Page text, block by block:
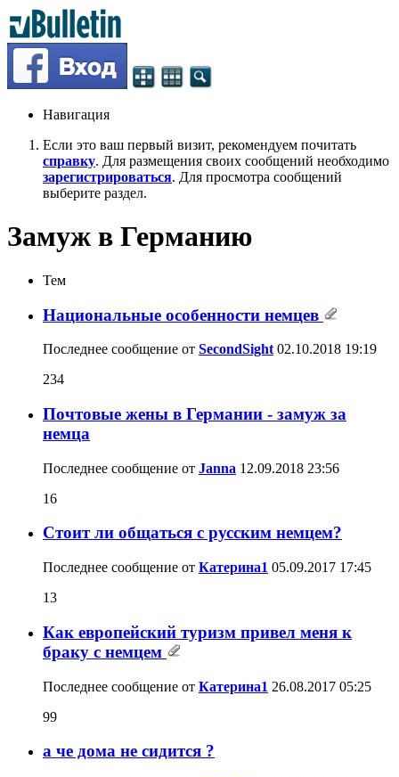
Навигация
Если это ваш первый визит, рекомендуем почитать
справку. Для размещения своих сообщений необходимо
зарегистрироваться. Для просмотра сообщений
выберите раздел.
Замуж в Германию
Тем
Национальные особенности немцев
Последнее сообщение от SecondSight 02.10.2018 19:19
234
Почтовые жены в Германии - замуж за
немца
Последнее сообщение от Janna 12.09.2018 23:56
16
Стоит ли общаться с русским немцем?
Последнее сообщение от Катерина1 05.09.2017 17:45
13
Как европейский туризм привел меня к
браку с немцем
Последнее сообщение от Катерина1 26.08.2017 05:25
99
а че дома не сидится ?